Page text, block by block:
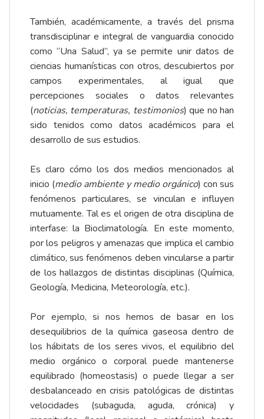
También, académicamente, a través del prisma
transdisciplinar e integral de vanguardia conocido
como “Una Salud”, ya se permite unir datos de
ciencias humanísticas con otros, descubiertos por
campos experimentales, al igual que
percepciones sociales o datos relevantes
(noticias, temperaturas, testimonios) que no han
sido tenidos como datos académicos para el
desarrollo de sus estudios.
Es claro cómo los dos medios mencionados al
inicio (medio ambiente y medio orgánico) con sus
fenómenos particulares, se vinculan e influyen
mutuamente. Tal es el origen de otra disciplina de
interfase: la Bioclimatología. En este momento,
por los peligros y amenazas que implica el cambio
climático, sus fenómenos deben vincularse a partir
de los hallazgos de distintas disciplinas (Química,
Geología, Medicina, Meteorología, etc.).
Por ejemplo, si nos hemos de basar en los
desequilibrios de la química gaseosa dentro de
los hábitats de los seres vivos, el equilibrio del
medio orgánico o corporal puede mantenerse
equilibrado (homeostasis) o puede llegar a ser
desbalanceado en crisis patológicas de distintas
velocidades (subaguda, aguda, crónica) y